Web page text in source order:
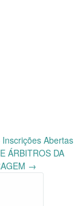
Abertas
ÁRBITROS DA
→